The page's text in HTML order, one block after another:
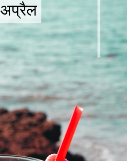
अप्रैल
अप्रैल